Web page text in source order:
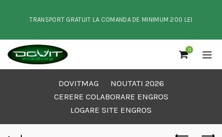
TRANSPORT GRATUIT LA COMANDA DE MINIMUM 200 LEI
0
DOVITMAG
NOUTATI 2026
CERERE COLABORARE ENGROS
LOGARE SITE ENGROS